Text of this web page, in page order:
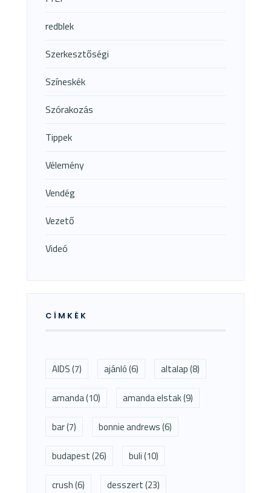
redblek
Szerkesztőségi
Színeskék
Szórakozás
Tippek
Vélemény
Vendég
Vezető
Videó
CÍMKÉK
AIDS(7) ajánló(6) altalap(8)
amanda(10) amanda elstak(9)
bar(7) bonnie andrews(6)
budapest(26) buli(10)
crush(6) desszert(23)